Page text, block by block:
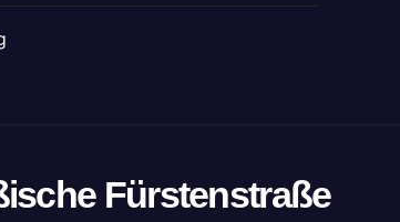
Fürstenstraße